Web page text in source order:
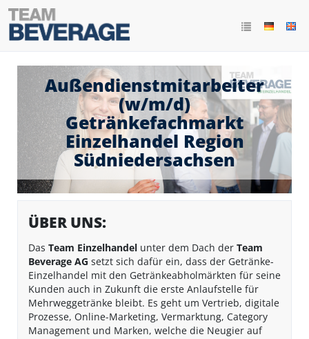
Außendienstmitarbeiter
(w/m/d)
Getränkefachmarkt
Einzelhandel Region
Südniedersachsen
ÜBER UNS:
Das Team Einzelhandel unter dem Dach der Team
Beverage AG setzt sich dafür ein, dass der Getränke-
Einzelhandel mit den Getränkeabholmärkten für seine
Kunden auch in Zukunft die erste Anlaufstelle für
Mehrweggetränke bleibt. Es geht um Vertrieb, digitale
Prozesse, Online-Marketing, Vermarktung, Category
Management und Marken, welche die Neugier auf